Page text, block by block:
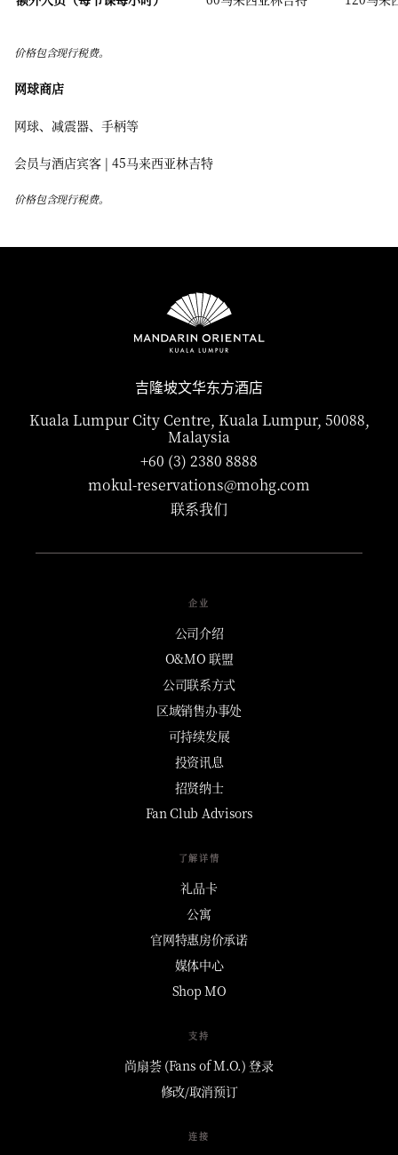
价格包含现行税费。
网球商店
网球、减震器、手柄等
会员与酒店宾客 | 45马来西亚林吉特
价格包含现行税费。
吉隆坡文华东方酒店
Kuala Lumpur City Centre, Kuala Lumpur, 50088,
Malaysia
+60 (3) 2380 8888
mokul-reservations@mohg.com
联系我们
企业
公司介绍
O&MO 联盟
公司联系方式
区域销售办事处
可持续发展
投资讯息
招贤纳士
Fan Club Advisors
了解详情
礼品卡
公寓
官网特惠房价承诺
媒体中心
Shop MO
支持
尚扇荟 (Fans of M.O.) 登录
修改/取消预订
连接